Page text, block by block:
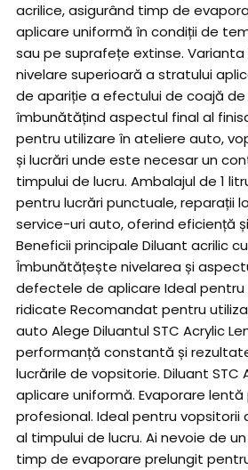
acrilice, asigurând timp de
aplicare uniformă în condiții de
sau pe suprafețe extinse.
nivelare superioară a stratului
de apariție a efectului de coajă
îmbunătățind aspectul final al
pentru utilizare în ateliere auto,
și lucrări unde este necesar un
timpului de lucru. Ambalajul de 1
pentru lucrări punctuale, reparații
service-uri auto, oferind eficiență
Beneficii principale Diluant acrilic
Îmbunătățește nivelarea și
defectele de aplicare Ideal
ridicate Recomandat pentru
auto Alege Diluantul STC Acrylic
performanță constantă și
lucrările de vopsitorie. Diluant STC
aplicare uniformă. Evaporare
profesional. Ideal pentru
al timpului de lucru. Ai nevoie de
timp de evaporare prelungit